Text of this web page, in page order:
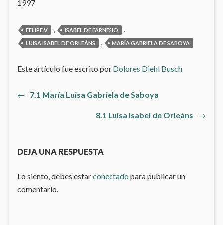
1997
FELIPE V , ISABEL DE FARNESIO ,
LUISA ISABEL DE ORLEÁNS , MARÍA GABRIELA DE SABOYA
Este artículo fue escrito por Dolores Diehl Busch
Navegación
←
Artículo
7.1 María Luisa Gabriela de Saboya
8.1 Luisa Isabel de Orleáns Artículo
→
DEJA UNA RESPUESTA
Lo siento, debes estarconectado para publicar un
comentario.